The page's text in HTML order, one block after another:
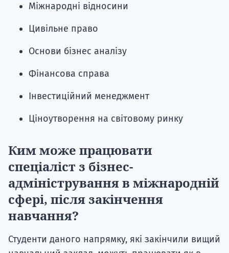
Міжнародні відносини
Цивільне право
Основи бізнес аналізу
Фінансова справа
Інвестиційний менеджмент
Ціноутворення на світовому ринку
Ким може працювати
спеціаліст з бізнес-
адміністрування в міжнародній
сфері, після закінчення
навчання?
Студенти даного напрямку, які закінчили вищий